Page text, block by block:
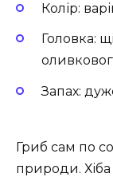
Колір:
Головка:
Запах:
Гриб сам по
природи.